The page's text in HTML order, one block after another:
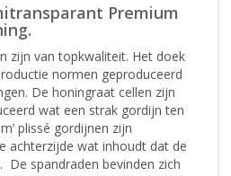
Premium
zijn van topkwaliteit. Het doek
normen geproduceerd
De honingraat cellen zijn
wat een strak gordijn ten
plissé gordijnen zijn
achterzijde wat inhoudt dat de
spandraden bevinden zich